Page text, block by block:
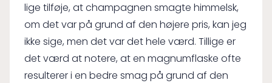
lige tilføje, at champagnen smagte himmelsk,
om det var på grund af den højere pris, kan jeg
ikke sige, men det var det hele værd. Tillige er
det værd at notere, at en magnumflaske ofte
resulterer i en bedre smag på grund af den